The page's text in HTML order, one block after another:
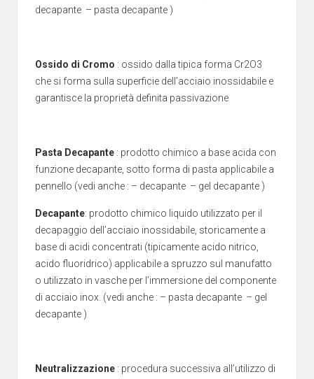
decapante – pasta decapante )
Ossido di Cromo : ossido dalla tipica forma Cr2O3
che si forma sulla superficie dell’acciaio inossidabile e
garantisce la proprietà definita passivazione
Pasta Decapante : prodotto chimico a base acida con
funzione decapante, sotto forma di pasta applicabile a
pennello (vedi anche : – decapante – gel decapante )
Decapante: prodotto chimico liquido utilizzato per il
decapaggio dell’acciaio inossidabile, storicamente a
base di acidi concentrati (tipicamente acido nitrico,
acido fluoridrico) applicabile a spruzzo sul manufatto
o utilizzato in vasche per l’immersione del componente
di acciaio inox. (vedi anche : – pasta decapante – gel
decapante )
Neutralizzazione : procedura successiva all’utilizzo di